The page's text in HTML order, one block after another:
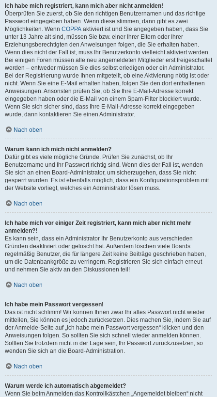
Ich habe mich registriert, kann mich aber nicht anmelden!
Überprüfen Sie zuerst, ob Sie den richtigen Benutzernamen und das richtige
Passwort eingegeben haben. Wenn diese stimmen, dann gibt es zwei
Möglichkeiten. Wenn COPPA aktiviert ist und Sie angegeben haben, dass Sie
unter 13 Jahre alt sind, müssen Sie bzw. einer Ihrer Eltern oder Ihrer
Erziehungsberechtigten den Anweisungen folgen, die Sie erhalten haben.
Wenn dies nicht der Fall ist, muss Ihr Benutzerkonto vielleicht aktiviert werden.
Bei einigen Foren müssen alle neu angemeldeten Mitglieder erst freigeschaltet
werden – entweder müssen Sie dies selbst erledigen oder ein Administrator.
Bei der Registrierung wurde Ihnen mitgeteilt, ob eine Aktivierung nötig ist oder
nicht. Wenn Sie eine E-Mail erhalten haben, folgen Sie den dort enthaltenen
Anweisungen. Ansonsten prüfen Sie, ob Sie Ihre E-Mail-Adresse korrekt
eingegeben haben oder die E-Mail von einem Spam-Filter blockiert wurde.
Wenn Sie sich sicher sind, dass Ihre E-Mail-Adresse korrekt eingegeben
wurde, dann kontaktieren Sie einen Administrator.
Nach oben
Warum kann ich mich nicht anmelden?
Dafür gibt es viele mögliche Gründe. Prüfen Sie zunächst, ob Ihr
Benutzername und Ihr Passwort richtig sind. Wenn dies der Fall ist, wenden
Sie sich an einen Board-Administrator, um sicherzugehen, dass Sie nicht
gesperrt wurden. Es ist ebenfalls möglich, dass ein Konfigurationsproblem mit
der Website vorliegt, welches ein Administrator lösen muss.
Nach oben
Ich habe mich vor einiger Zeit registriert, kann mich aber nicht mehr
anmelden?!
Es kann sein, dass ein Administrator Ihr Benutzerkonto aus verschieden
Gründen deaktiviert oder gelöscht hat. Außerdem löschen viele Boards
regelmäßig Benutzer, die für längere Zeit keine Beiträge geschrieben haben,
um die Datenbankgröße zu verringern. Registrieren Sie sich einfach erneut
und nehmen Sie aktiv an den Diskussionen teil!
Nach oben
Ich habe mein Passwort vergessen!
Das ist nicht schlimm! Wir können Ihnen zwar Ihr altes Passwort nicht wieder
mitteilen, Sie können es jedoch zurücksetzen. Dies machen Sie, indem Sie auf
der Anmelde-Seite auf „Ich habe mein Passwort vergessen“ klicken und den
Anweisungen folgen. So sollten Sie sich schnell wieder anmelden können.
Sollten Sie trotzdem nicht in der Lage sein, Ihr Passwort zurückzusetzen, so
wenden Sie sich an die Board-Administration.
Nach oben
Warum werde ich automatisch abgemeldet?
Wenn Sie beim Anmelden das Kontrollkästchen „Angemeldet bleiben“ nicht